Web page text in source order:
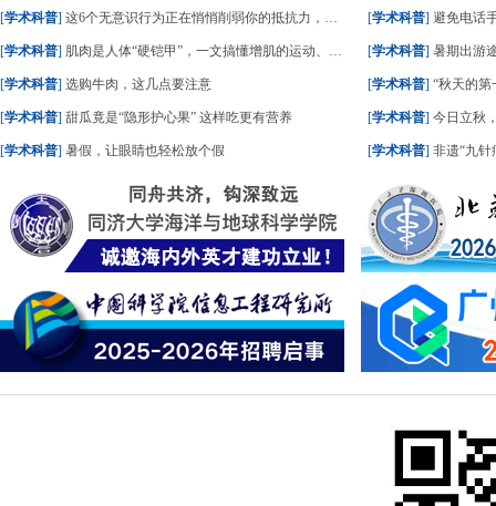
[学术科普] 这6个无意识行为正在悄悄削弱你的抵抗力，很多人可能总在做
[学术科普] 肌肉是人体“硬铠甲”，一文搞懂增肌的运动、频率与强度，老少都适用！
[学术科普] 选购牛肉，这几点要注意
[学术科普] 甜瓜竟是“隐形护心果” 这样吃更有营养
[学术科普] 暑假，让眼睛也轻松放个假
[学术科普] 避免电话
[学术科普] 暑期出游途中
[学术科普] “秋天的第一
[学术科普] 今日立秋
[学术科普] 非遗“九针